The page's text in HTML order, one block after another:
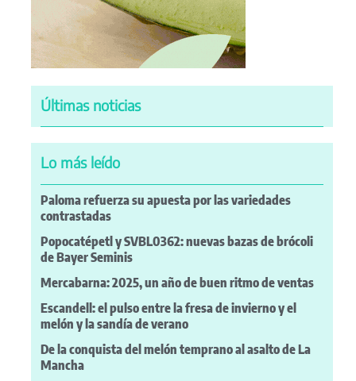
Últimas noticias
Lo más leído
Paloma refuerza su apuesta por las variedades
contrastadas
Popocatépetl y SVBL0362: nuevas bazas de brócoli
de Bayer Seminis
Mercabarna: 2025, un año de buen ritmo de ventas
Escandell: el pulso entre la fresa de invierno y el
melón y la sandía de verano
De la conquista del melón temprano al asalto de La
Mancha